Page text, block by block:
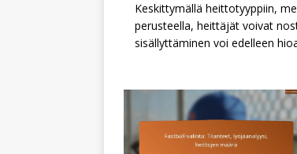
Keskittymällä heittotyyppiin,
perusteella, heittäjät voivat
sisällyttäminen voi edelleen